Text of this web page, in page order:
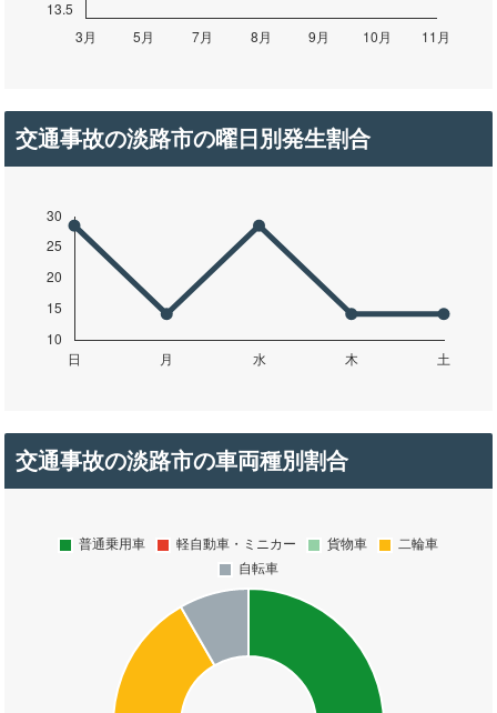
交通事故の淡路市の曜日別発生割合
交通事故の淡路市の車両種別割合